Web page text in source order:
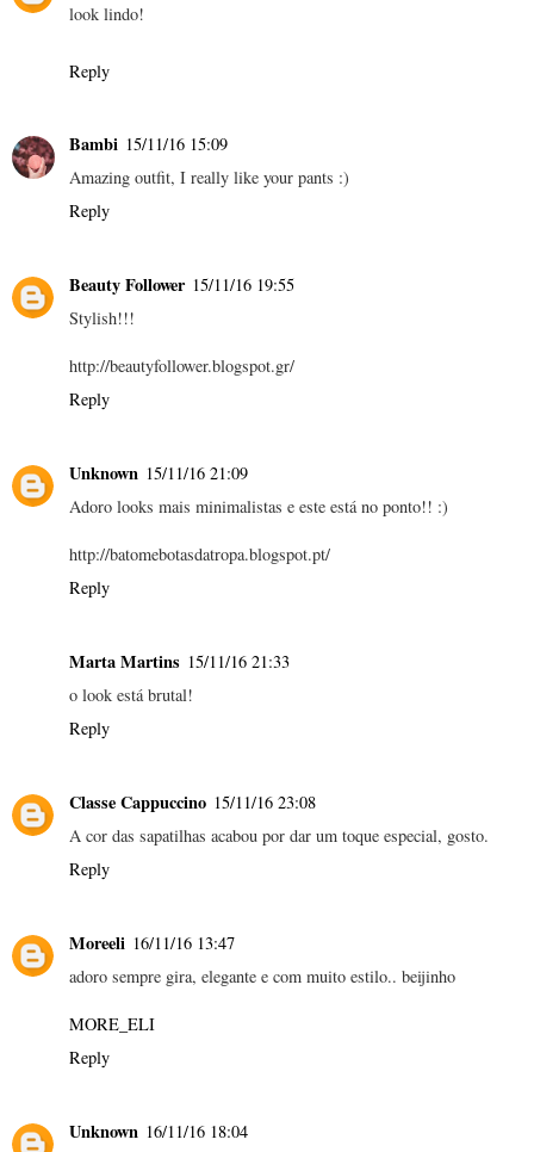
look lindo!
Reply
Bambi 15/11/16 15:09
Amazing outfit, I really like your pants :)
Reply
Beauty Follower 15/11/16 19:55
Stylish!!!
http://beautyfollower.blogspot.gr/
Reply
Unknown 15/11/16 21:09
Adoro looks mais minimalistas e este está no ponto!! :)
http://batomebotasdatropa.blogspot.pt/
Reply
Marta Martins 15/11/16 21:33
o look está brutal!
Reply
Classe Cappuccino 15/11/16 23:08
A cor das sapatilhas acabou por dar um toque especial, gosto.
Reply
Moreeli 16/11/16 13:47
adoro sempre gira, elegante e com muito estilo.. beijinho
MORE_ELI
Reply
Unknown 16/11/16 18:04